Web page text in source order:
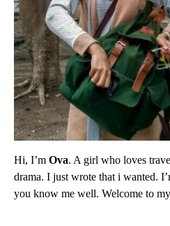
Hi, I’m Ova. A girl who loves
drama. I just wrote that i wanted.
you know me well. Welcome to